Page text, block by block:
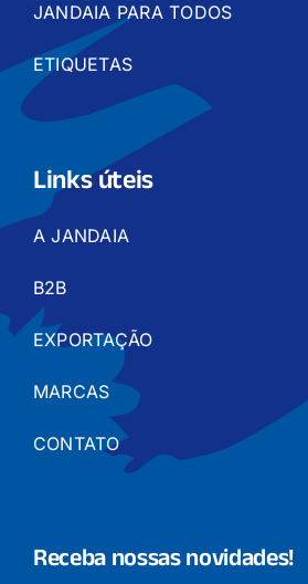
JANDAIA PARA TODOS
ETIQUETAS
Links úteis
A JANDAIA
B2B
EXPORTAÇÃO
MARCAS
CONTATO
Receba nossas novidades!